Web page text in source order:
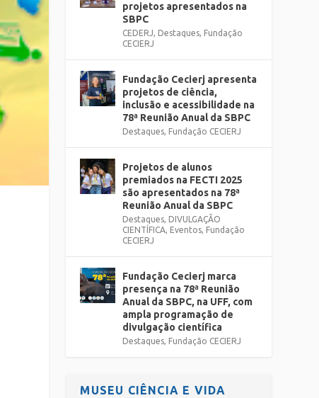
projetos apresentados na
SBPC
CEDERJ, Destaques, Fundação
CECIERJ
Fundação Cecierj apresenta
projetos de ciência,
inclusão e acessibilidade na
78ª Reunião Anual da SBPC
Destaques, Fundação CECIERJ
Projetos de alunos
premiados na FECTI 2025
são apresentados na 78ª
Reunião Anual da SBPC
Destaques, DIVULGAÇÃO
CIENTÍFICA, Eventos, Fundação
CECIERJ
Fundação Cecierj marca
presença na 78ª Reunião
Anual da SBPC, na UFF, com
ampla programação de
divulgação científica
Destaques, Fundação CECIERJ
MUSEU CIÊNCIA E VIDA